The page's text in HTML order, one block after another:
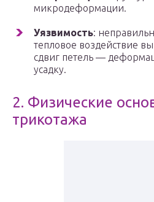
микродеформации.
Уязвимость:
тепловое воздействие
сдвиг петель —
усадку.
2. Физические
трикотажа